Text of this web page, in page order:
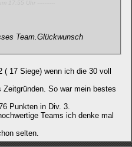
Team.Glückwunsch
17 Siege) wenn ich die 30 voll
So war mein bestes
Punkten in Div. 3.
Teams ich denke mal
selten.